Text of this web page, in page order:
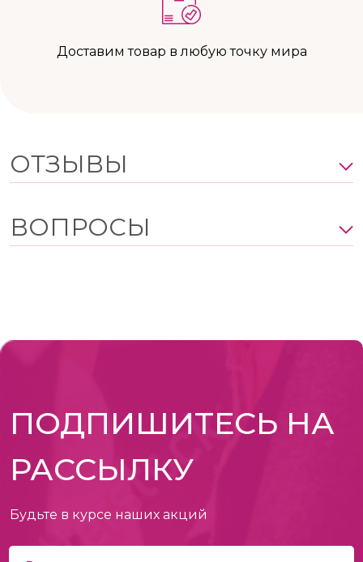
Доставим товар в любую точку мира
ОТЗЫВЫ
ВОПРОСЫ
ПОДПИШИТЕСЬ НА
РАССЫЛКУ
Будьте в курсе наших акций